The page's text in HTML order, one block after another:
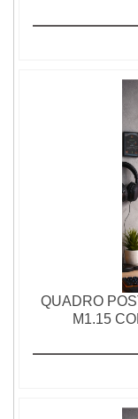
QUADRO
M1.15